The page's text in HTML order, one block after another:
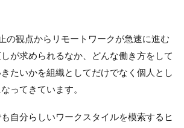
の観点からリモートワークが急速に進む
が求められるなか、どんな働き方をして
たいかを組織としてだけでなく個人とし
ってきています。
自分らしいワークスタイルを模索するヒ